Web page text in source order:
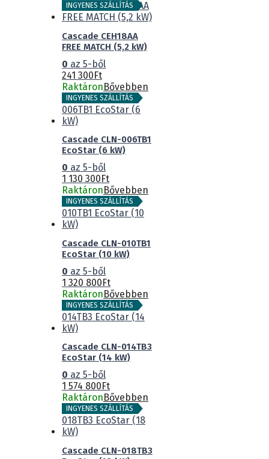
INGYENES SZÁLLÍTÁS
Cascade CEH18AA
FREE MATCH (5,2 kW)
0 az 5-ből
241 300Ft
RaktáronBővebben
INGYENES SZÁLLÍTÁS
Cascade CLN-006TB1
EcoStar (6 kW)
0 az 5-ből
1 130 300 Ft
Raktáron Bővebben
INGYENES SZÁLLÍTÁS
Cascade CLN-010TB1
EcoStar (10 kW)
0 az 5-ből
1 320 800Ft
RaktáronBővebben
INGYENES SZÁLLÍTÁS
Cascade CLN-014TB3
EcoStar (14 kW)
0 az 5-ből
1 574 800Ft
RaktáronBővebben
INGYENES SZÁLLÍTÁS
Cascade CLN-018TB3